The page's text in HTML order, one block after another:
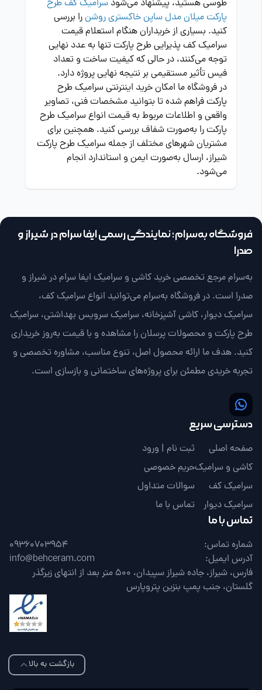
طوسی هستید، پیشنهاد می‌شود سرامیک کف طرح
پارکت میلان مدل ساپن خاکستری روشنرا بررسی
کنید. بسیاری از خریداران هنگام استعلام قیمت
سرامیک کف پذیرایی طرح پارکت تنها به عدد نهایی
توجه می‌کنند، در حالی که کیفیت ساخت و تعداد
فیس تأثیر مستقیمی بر نتیجه نهایی پروژه دارد.
در فروشگاه ما امکان خرید اینترنتی سرامیک طرح
پارکت فراهم شده تا بتوانید مشخصات فنی، تصاویر
واقعی و اطلاعات مربوط به قیمت انواع سرامیک طرح
پارکت را به‌صورت شفاف بررسی کنید. همچنین برای
مشتریان شهرهای مختلف از جمله سرامیک طرح پارکت
شیراز، ارسال به‌صورت ایمن و استاندارد انجام
می‌شود.
فروشگاه به‌سرام؛ نمایندگی رسمی ایفا سرام در شیراز و
صدرا
به‌سرام مرجع تخصصی خرید کاشی و سرامیک ایفا سرام در شیراز و
صدرا است. در فروشگاه به‌سرام می‌توانید انواع سرامیک کف،
سرامیک دیوار، کاشی آشپزخانه، سرامیک سرویس بهداشتی، سرامیک
طرح پارکت و محصولات پرسلان را مشاهده و با قیمت به‌روز خریداری
کنید. هدف ما ارائه محصول اصل، تنوع مناسب، مشاوره تخصصی و
تجربه خریدی مطمئن برای پروژه‌های ساختمانی و بازسازی است.
دسترسی سریع
صفحه اصلی
کاشی و سرامیک
سرامیک کف
سرامیک دیوار
ثبت نام | ورود
حریم خصوصی
سوالات متداول
تماس با ما
تماس با ما
شماره تماس:
09360703954
آدرس ایمیل:
info@behceram.com
فارس، شیراز، جاده شیراز سپیدان، 500 متر بعد از انتهای زیرگذر
گلستان، جنب پمپ بنزین پتروپارس
بازگشت به بالا